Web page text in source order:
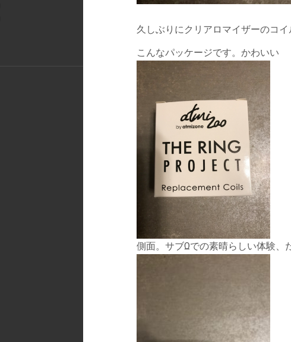
久しぶりにクリアロマイザーのコ
こんなパッケージです。かわいい
側面。サブΩでの素晴らしい体験、